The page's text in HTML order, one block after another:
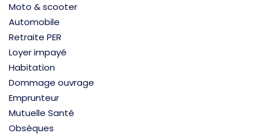
Moto & scooter
Automobile
Retraite PER
Loyer impayé
Habitation
Dommage ouvrage
Emprunteur
Mutuelle Santé
Obsèques